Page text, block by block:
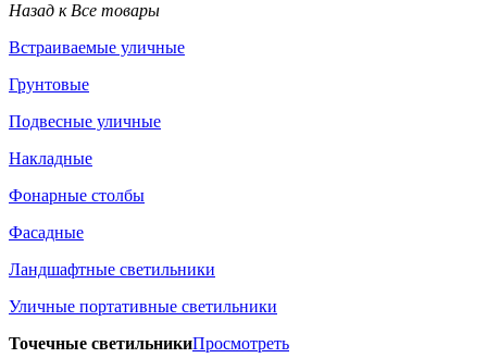
Назад к Все товары
Встраиваемые уличные
Грунтовые
Подвесные уличные
Накладные
Фонарные столбы
Фасадные
Ландшафтные светильники
Уличные портативные светильники
Точечные светильникиПросмотреть